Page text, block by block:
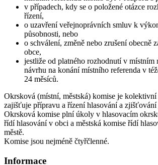
v případech, kdy se o položené otázce
řízení,
o uzavření veřejnoprávních smluv k
působnosti, nebo
o schválení, změně nebo zrušení obecně
obce,
jestliže od platného rozhodnutí v místním
návrhu na konání místního referenda v
24 měsíců.
Okrsková (místní, městská) komise je
zajišťuje přípravu a řízení hlasování a
Okrsková komise plní úkoly v hlasovacím
řídí hlasování v obci a městská komise řídí
městě.
Komise jsou nejméně čtyřčlenné.
Informace